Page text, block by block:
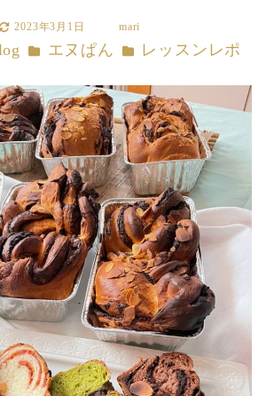
更新日
2023年3月1日
者
mari
カテゴリー
エヌぱん カテゴリー
レッスンレポ